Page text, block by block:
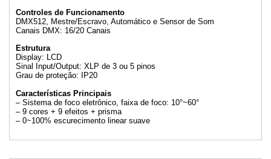
Controles de Funcionamento
DMX512, Mestre/Escravo, Automático e Sensor de Som
Canais DMX: 16/20 Canais
Estrutura
Display: LCD
Sinal Input/Output: XLP de 3 ou 5 pinos
Grau de proteção: IP20
Características Principais
– Sistema de foco eletrônico, faixa de foco: 10°~60°
– 9 cores + 9 efeitos + prisma
– 0~100% escurecimento linear suave